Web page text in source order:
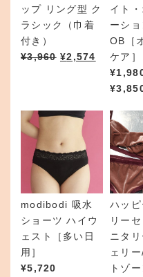
ップ リング型 ク
ラシック（巾着
付き）
¥3,960 ¥2,574
イト
ーショ
OB［
ケア］
¥
¥
modibodi 吸水
ショーツ ハイウ
ェスト［多い日
用］
¥5,720
ハッピ
リー
ニタ
ェリ
トゾ